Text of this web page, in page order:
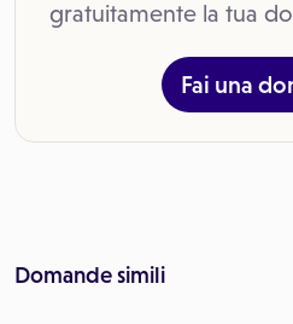
gratuitamente la tua
Fai una
Domande simili